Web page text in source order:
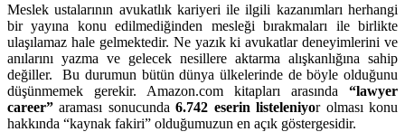
Meslek ustalarının avukatlık kariyeri ile ilgili kazanımları herhangi
bir yayına konu edilmediğinden mesleği bırakmaları ile birlikte
ulaşılamaz hale gelmektedir. Ne yazık ki avukatlar deneyimlerini ve
anılarını yazma ve gelecek nesillere aktarma alışkanlığına sahip
değiller. Bu durumun bütün dünya ülkelerinde de böyle olduğunu
düşünmemek gerekir. Amazon.com kitapları arasında “lawyer
career” araması sonucunda6.742 eserin listeleniyor olması konu
hakkında “kaynak fakiri” olduğumuzun en açık göstergesidir.